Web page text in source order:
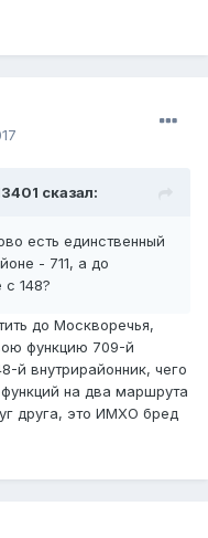
сказал:
есть единственный
- 711, а до
148?
до Москворечья,
функцию 709-й
й внутрирайонник, чего
на два маршрута
друга, это ИМХО бред